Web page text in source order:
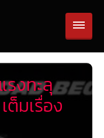
รงทะลุ
ต็มเรื่อง